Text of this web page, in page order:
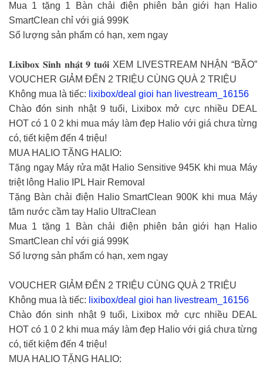
Mua 1 tặng 1 Bàn chải điện phiên bản giới hạn Halio
SmartClean chỉ với giá 999K
Số lượng sản phẩm có hạn, xem ngay
𝐋𝐢𝐱𝐢𝐛𝐨𝐱 𝐒𝐢𝐧𝐡 𝐧𝐡𝐚̣̂𝐭 𝟗 𝐭𝐮𝐨̂̉𝐢 XEM LIVESTREAM NHẬN “BÃO”
VOUCHER GIẢM ĐẾN 2 TRIỆU CÙNG QUÀ 2 TRIỆU
Không mua là tiếc: lixibox/deal gioi han livestream_16156
Chào đón sinh nhật 9 tuổi, Lixibox mở cực nhiều DEAL
HOT có 1 0 2 khi mua máy làm đẹp Halio với giá chưa từng
có, tiết kiệm đến 4 triệu!
MUA HALIO TẶNG HALIO:
Tặng ngay Máy rửa mặt Halio Sensitive 945K khi mua Máy
triệt lông Halio IPL Hair Removal
Tặng Bàn chải điện Halio SmartClean 900K khi mua Máy
tăm nước cầm tay Halio UltraClean
Mua 1 tặng 1 Bàn chải điện phiên bản giới hạn Halio
SmartClean chỉ với giá 999K
Số lượng sản phẩm có hạn, xem ngay
VOUCHER GIẢM ĐẾN 2 TRIỆU CÙNG QUÀ 2 TRIỆU
Không mua là tiếc: lixibox/deal gioi han livestream_16156
Chào đón sinh nhật 9 tuổi, Lixibox mở cực nhiều DEAL
HOT có 1 0 2 khi mua máy làm đẹp Halio với giá chưa từng
có, tiết kiệm đến 4 triệu!
MUA HALIO TẶNG HALIO: